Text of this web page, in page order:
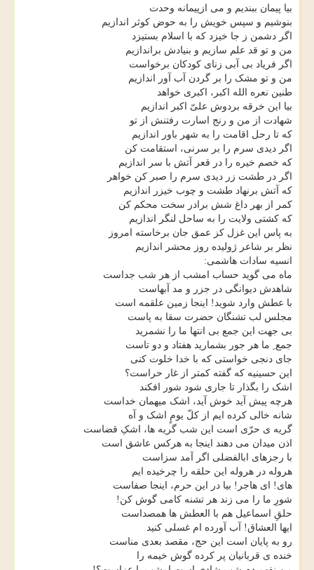
بیا پیمان ببندیم و می ازپیمانه وحدت
بنوشیم و سپس خویش را به حوض کوثر اندازیم
اگر دشمن ز جا خیزد که با اسلام بستیزد
من و تو قد علم سازیم و بنیادش براندازیم
اگر فریاد بی آبی زنای کودکان برخواست
من و تو مشک را بر گردن آب آور اندازیم
طنین نعره الله اکبر، اکبری خواهد
بیا این خرقه بردوش علیّ اکبر اندازیم
شهادت از من و رنج اسارت رفتنش از تو
که تا رحل اقامت را به شهر باور اندازیم
اگر دیدی سرم را بر سرنی، استقامت کن
که خصم خیره را در قعر آتش با سر اندازیم
اگر در طشت زر دیدی سرم را صبر کن خواهر
که آتش برنهاد طشت و چوب خیزر اندازیم
کمر از بهر داغ شش برادر سخت محکم کن
که کشتی ولایت را به ساحل لنگر اندازیم
به پاس این غزل کز عمق جان برخاسته امروز
نظر بر شاعر ژولیده روز محشر اندازیم
انسیه سادات هاشمی:
ماه می گوید حساب امشب از هر شب جداست
شاهدش دیوانگی در جزر و مد آبهاست
با عطش وارد شوید! اینجا زمین علقمه است
مجلس لب تشنگان حضرت سقا به پاست
بی جهت این جمع بی انتها ما را نشمرید
جمع ِ ما هر جور بشمارید هفتاد و دو تاست
جای دنجی خواستی که با خدا خلوت کنی
این حسینیه که گفته کمتر از غار حراست؟
اشک را بگذار تا جاری شود شور افکند
هرچه پیش آید خوش آید، اشک میهمان خداست
شانه خالی کرده ایم از کلّ یومٍ اشک و آه
گریه ی حرّی است این شب گریه ها، اشکِ قضاست
اذن میدان می دهند اینجا به هرکس عاشق است
با رجزهای ابالفضلی اگر آمد سزاست
هروله در هروله این حلقه را چرخیده ایم
های! ای هاجر! بیا در این حرم، اینجا صفاست
شورِ ما را می زند هر تشنه کامی گوش کن!
حلقِ اسماعیل هم با العطش ها همصداست
ایها العشاق! آب آورده ام غسلی کنید
رو به پایان است این حج، مقصد بعدی مناست
خنده ی قربانیان پر کرده گوش خیمه را